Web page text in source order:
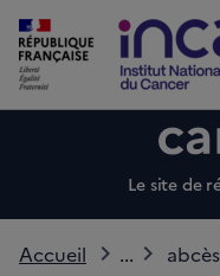
Le site de
Accueil ... abcès